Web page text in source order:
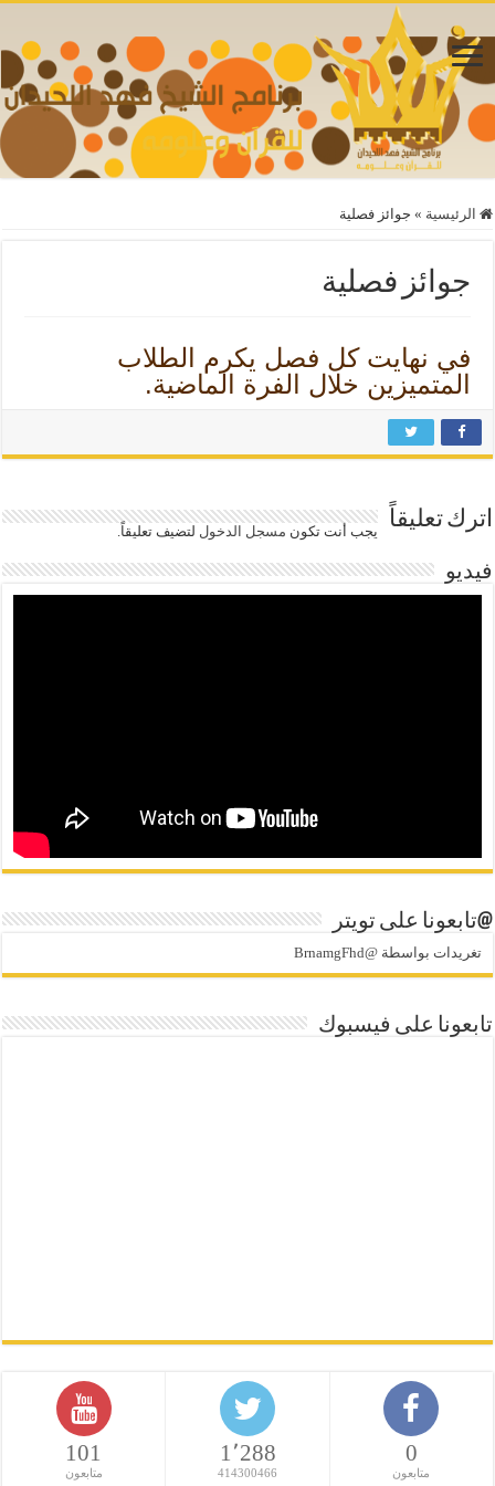
الرئيسية » جوائز فصلية
جوائز فصلية
في نهايت كل فصل يكرم الطلاب
المتميزين خلال الفرة الماضية.
اترك تعليقاً يجب أنت تكون مسجل الدخول لتضيف تعليقاً.
فيديو
@تابعونا على تويتر
تغريدات بواسطة @BrnamgFhd
تابعونا على فيسبوك
0
متابعون
1٬288
414300466
101
متابعون